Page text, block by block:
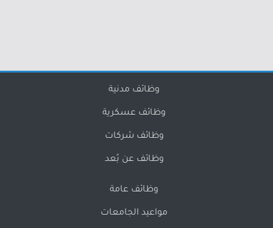
وظائف مدنية
وظائف عسكرية
وظائف شركات
وظائف عن بُعد
وظائف عامة
مواعيد الجامعات